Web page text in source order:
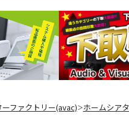
ファクトリー(avac)＞ホームシア